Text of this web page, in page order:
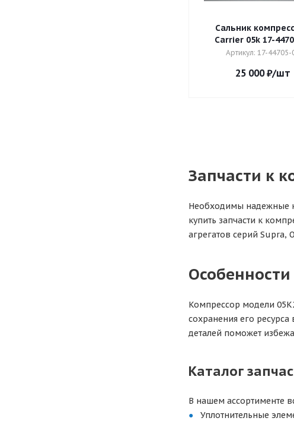
Сальник
Carrier 05k 17-
Артикул: 17-44705-
25 000₽/шт
Запчасти к
Необходимы надежные
купить запчасти к
агрегатов серий Supra,
Компрессор модели
сохранения его
деталей поможет
Каталог
В нашем ассортименте
Уплотнительные